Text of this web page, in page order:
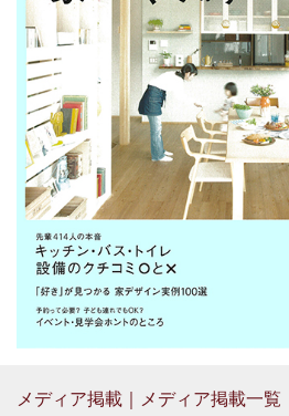
メディア掲載｜メディア掲載一覧